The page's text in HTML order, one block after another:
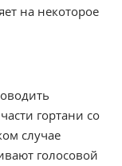
на некоторое
гортани со
случае
голосовой